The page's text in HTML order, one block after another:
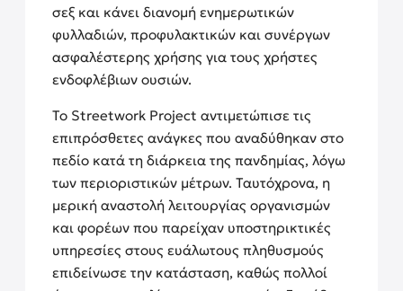
σεξ και κάνει διανομή ενημερωτικών
φυλλαδιών, προφυλακτικών και συνέργων
ασφαλέστερης χρήσης για τους χρήστες
ενδοφλέβιων ουσιών.
Το Streetwork Project αντιμετώπισε τις
επιπρόσθετες ανάγκες που αναδύθηκαν στο
πεδίο κατά τη διάρκεια της πανδημίας, λόγω
των περιοριστικών μέτρων. Ταυτόχρονα, η
μερική αναστολή λειτουργίας οργανισμών
και φορέων που παρείχαν υποστηρικτικές
υπηρεσίες στους ευάλωτους πληθυσμούς
επιδείνωσε την κατάσταση, καθώς πολλοί